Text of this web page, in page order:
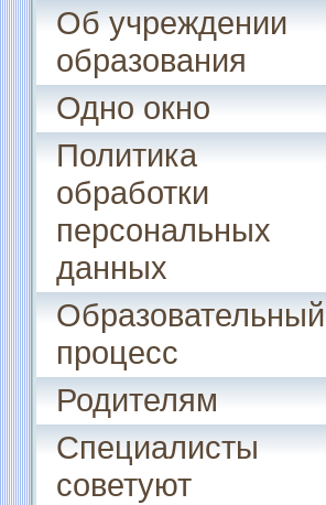
Об учреждении
образования
Одно окно
Политика
обработки
персональных
данных
Образовательный
процесс
Родителям
Специалисты
советуют